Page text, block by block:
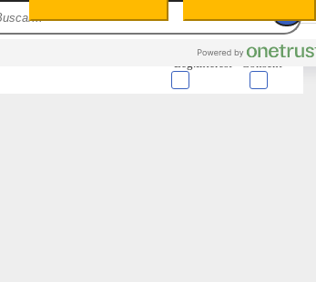
de tu navegador, generalmente en forma de cookies.
o tu dispositivo y se utiliza principalmente para garantizar
no te identifica directamente, pero puede brindarte una
a la privacidad, te damos la opción de no permitir ciertos
obtener más detalles sobre cada una de ellas, y así elegir
ciertos tipos de cookies, tu experiencia de navegación y
Consent
Leg.Interest